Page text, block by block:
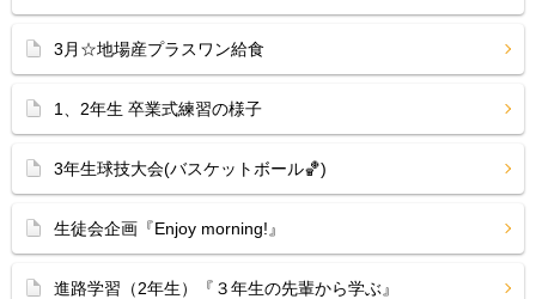
3月☆地場産プラスワン給食
1、2年生 卒業式練習の様子
3年生球技大会(バスケットボール🏀)
生徒会企画『Enjoy morning!』
進路学習（2年生）『３年生の先輩から学ぶ』